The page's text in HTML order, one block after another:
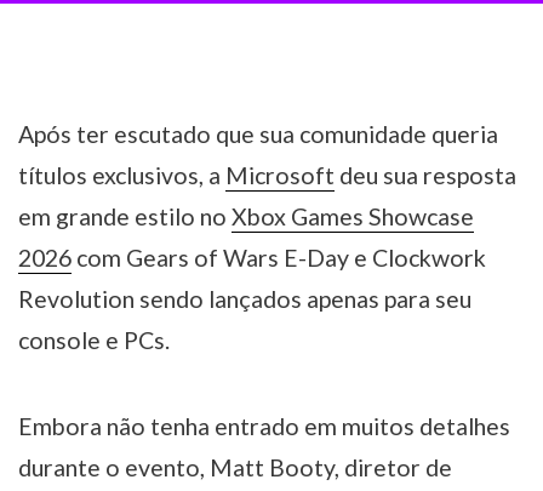
Após ter escutado que sua comunidade queria
títulos exclusivos, a Microsoft deu sua resposta
em grande estilo no Xbox Games Showcase
2026 com Gears of Wars E-Day e Clockwork
Revolution sendo lançados apenas para seu
console e PCs.
Embora não tenha entrado em muitos detalhes
durante o evento, Matt Booty, diretor de